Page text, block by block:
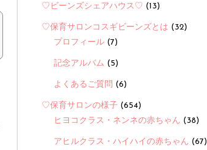
♡ビーンズシェアハウス♡ (13)
♡保育サロンコスギビーンズとは (32)
プロフィール (7)
記念アルバム (5)
よくあるご質問 (6)
♡保育サロンの様子 (654)
ヒヨコクラス・ネンネの赤ちゃん (38)
アヒルクラス・ハイハイの赤ちゃん (67)